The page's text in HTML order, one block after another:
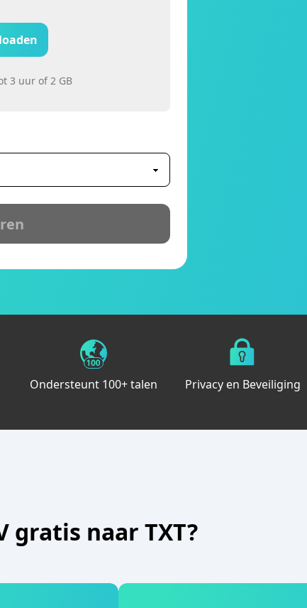
3 uur of 2 GB
Ondersteunt 100+ talen Privacy en Beveiliging
gratis naar TXT?